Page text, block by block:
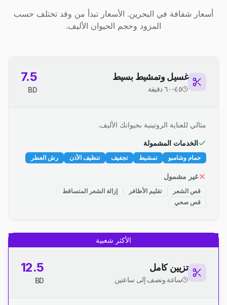
أسعار شفافة في البحرين. الأسعار تبدأ من وقد تختلف حسب
المزود وحجم الحيوان الأليف.
غسيل وتمشيط بسيط
٤٥-٦٠ دقيقة
7.5
BD
مثالي للعناية الروتينية بحيوانك الأليف.
الخدمات المشمولة
حمام وشامبو تمشيط تجفيف تنظيف الأذن رش العطر
غير مشمول
قص الشعر تقليم الأظافر
إزالة الشعر المتساقط
قص صحي
الأكثر شعبية
تزيين كامل
ساعة ونصف إلى ساعتين
12.5
BD